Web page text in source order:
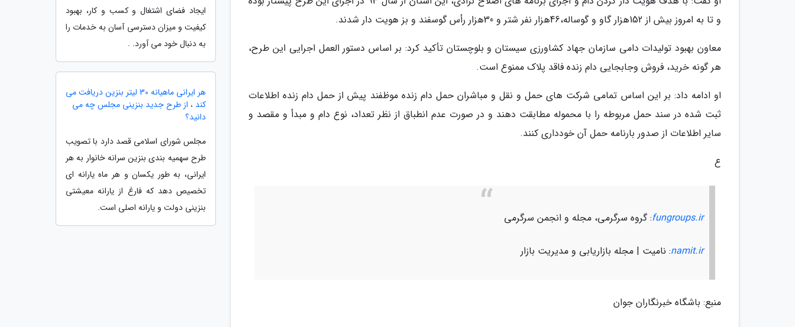
و تا به امروز بیش از 152هزار گاو و گوساله،46هزار نفر شتر و 30هزار رأس گوسفند و بز هویت دار شدند.
معاون بهبود تولیدات دامی سازمان جهاد کشاورزی سیستان و بلوچستان تأکید کرد: بر اساس دستور العمل اجرایی این طرح،
هر گونه خرید، فروش وجابجایی دام زنده فاقد پلاک ممنوع است.
او ادامه داد: بر این اساس تمامی شرکت های حمل و نقل و مباشران حمل دام زنده موظفند پیش از حمل دام زنده اطلاعات
ثبت شده در سند حمل مربوطه را با محموله مطابقت دهند و در صورت عدم انطباق از نظر تعداد، نوع دام و مبدأ و مقصد و
سایر اطلاعات از صدور بارنامه حمل آن خودداری کنند.
ع
fungroups.ir: گروه سرگرمی، مجله و انجمن سرگرمی
namit.ir: نامیت | مجله بازاریابی و مدیریت بازار
منبع: باشگاه خبرنگاران جوان
ایجاد فضای اشتغال و کسب و کار، بهبود
کیفیت و میزان دسترسی آسان به خدمات را
به دنبال خود می آورد. .
هر ایرانی ماهیانه 30 لیتر بنزین دریافت می
کند ، از طرح جدید بنزینی مجلس چه می
دانید؟
مجلس شورای اسلامی قصد دارد با تصویب
طرح سهمیه بندی بنزین سرانه خانوار به هر
ایرانی، به طور یکسان و هر ماه یارانه ای
تخصیص دهد که فارغ از یارانه معیشتی
بنزینی دولت و یارانه اصلی است.